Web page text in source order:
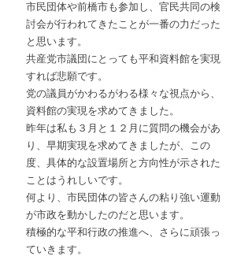
市民団体や前橋市も参加し、官民共同の検
討会が行われてきたことが一番の力だった
と思います。
共産党市議団にとっても平和資料館を実現
すれば悲願です。
党の議員がかわるがわる様々な視点から、
資料館の実現を求めてきました。
昨年は私も３月と１２月に質問の機会があ
り、早期実現を求めてきましたが、この
度、具体的な設置場所と方向性が示された
ことはうれしいです。
何より、市民団体の皆さんの粘り強い運動
が市政を動かしたのだと思います。
積極的な平和行政の推進へ、さらに頑張っ
ていきます。